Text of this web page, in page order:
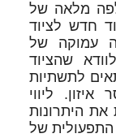
מלאה של
חדש לציוד
עמוקה של
שהציוד
לתשתיות
ליווי
היתרונות
התפעולית של